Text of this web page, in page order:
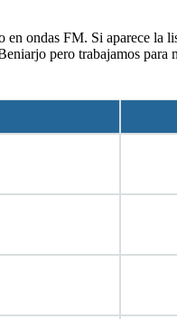
ondas FM. Si aparece la
pero trabajamos para